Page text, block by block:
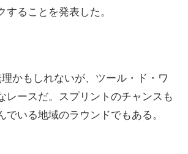
することを発表した。
かもしれないが、ツール・ド・ワ
レースだ。スプリントのチャンスも
でいる地域のラウンドでもある。